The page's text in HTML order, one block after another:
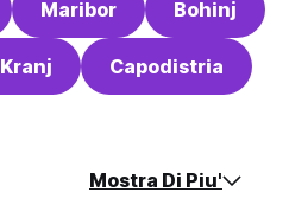
Maribor Bohinj
Kranj Capodistria
Mostra Di Piu'